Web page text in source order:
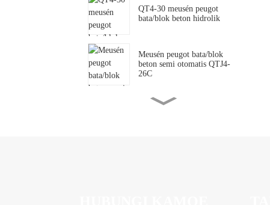
QT4-30 meusén peugot
bata/blok beton hidrolik
Meusén peugot bata/blok
beton semi otomatis QTJ4-
26C
QTJ4-35 Meusén peugot